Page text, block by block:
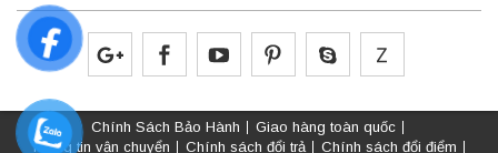
Chính Sách Bảo Hành
Giao hàng toàn quốc
Thông tin vận chuyển
Chính sách đổi trả Chính sách đổi điểm